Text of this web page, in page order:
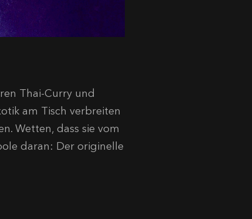
Thai-Curry und
am Tisch verbreiten
Wetten, dass sie vom
daran: Der originelle